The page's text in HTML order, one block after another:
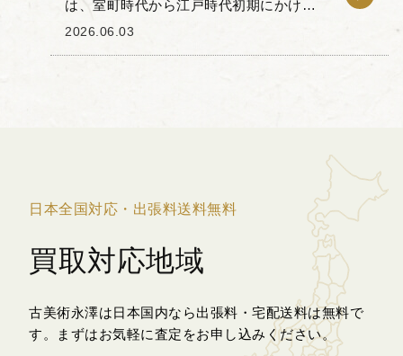
は、室町時代から江戸時代初期にかけて
明国から日本へと渡来した、あるいはそ
2026.06.03
日本全国対応・出張料送料無料
買取対応地域
古美術永澤は日本国内なら出張料・宅配送料は無料で
す。
まずはお気軽に査定をお申し込みください。